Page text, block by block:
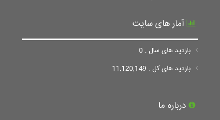
آمار های سایت
بازدید های سال : 0
بازدید های کل : 11,120,149
درباره ما